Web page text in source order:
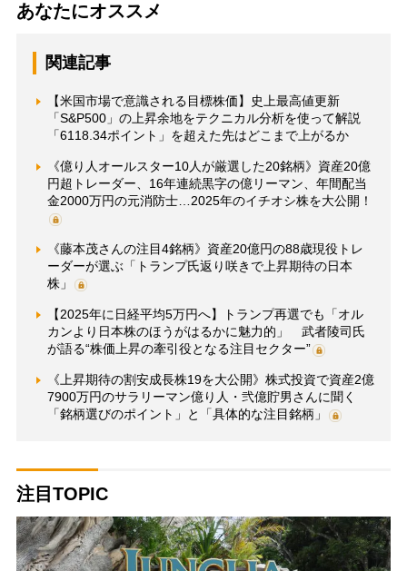
あなたにオススメ
関連記事
【米国市場で意識される目標株価】史上最高値更新
「S&P500」の上昇余地をテクニカル分析を使って解説
「6118.34ポイント」を超えた先はどこまで上がるか
《億り人オールスター10人が厳選した20銘柄》資産20億
円超トレーダー、16年連続黒字の億リーマン、年間配当
金2000万円の元消防士…2025年のイチオシ株を大公開！
《藤本茂さんの注目4銘柄》資産20億円の88歳現役トレ
ーダーが選ぶ「トランプ氏返り咲きで上昇期待の日本
株」
【2025年に日経平均5万円へ】トランプ再選でも「オル
カンより日本株のほうがはるかに魅力的」 武者陵司氏
が語る“株価上昇の牽引役となる注目セクター”
《上昇期待の割安成長株19を大公開》株式投資で資産2億
7900万円のサラリーマン億り人・弐億貯男さんに聞く
「銘柄選びのポイント」と「具体的な注目銘柄」
注目TOPIC